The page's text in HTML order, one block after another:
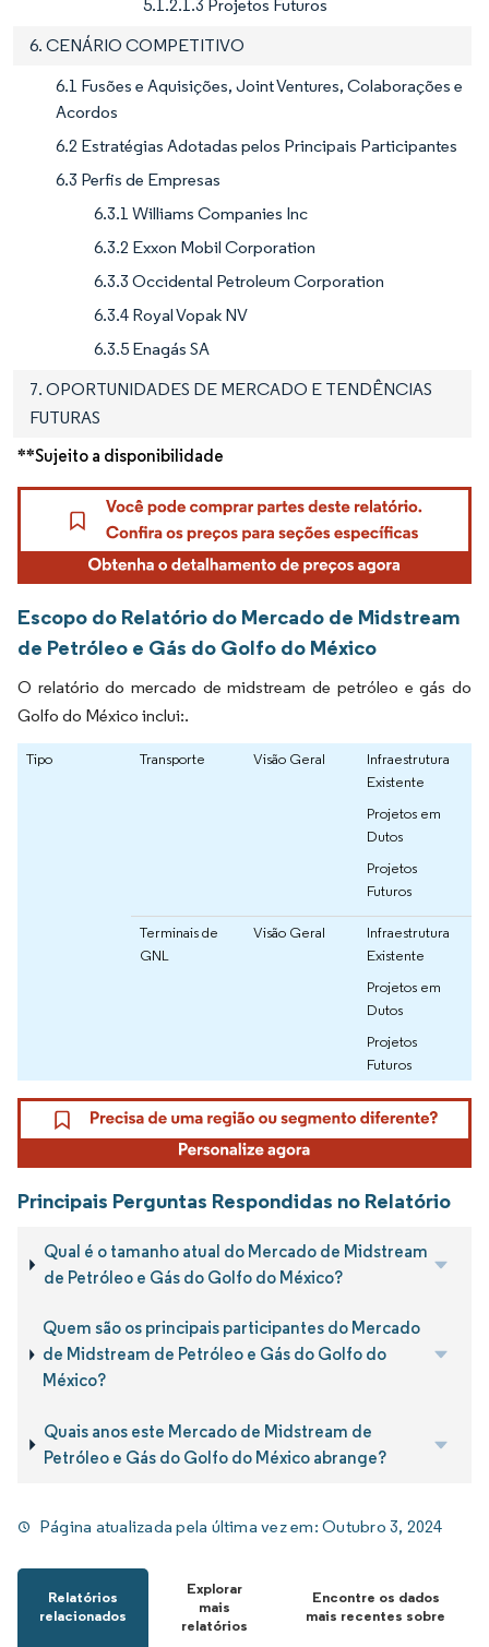
5.1.2.1.3 Projetos Futuros
6. CENÁRIO COMPETITIVO
6.1 Fusões e Aquisições, Joint Ventures, Colaborações e
Acordos
6.2 Estratégias Adotadas pelos Principais Participantes
6.3 Perfis de Empresas
6.3.1 Williams Companies Inc
6.3.2 Exxon Mobil Corporation
6.3.3 Occidental Petroleum Corporation
6.3.4 Royal Vopak NV
6.3.5 Enagás SA
7. OPORTUNIDADES DE MERCADO E TENDÊNCIAS
FUTURAS
**Sujeito a disponibilidade
Escopo do Relatório do Mercado de Midstream
de Petróleo e Gás do Golfo do México
O relatório do mercado de midstream de petróleo e gás do
Golfo do México inclui:.
Tipo Transporte Visão Geral
Infraestrutura
Existente
Projetos em
Dutos
Projetos
Futuros
Terminais de
GNL
Visão Geral
Infraestrutura
Existente
Projetos em
Dutos
Projetos
Futuros
Principais Perguntas Respondidas no Relatório
Qual é o tamanho atual do Mercado de Midstream
de Petróleo e Gás do Golfo do México?
Quem são os principais participantes do Mercado
de Midstream de Petróleo e Gás do Golfo do
México?
Quais anos este Mercado de Midstream de
Petróleo e Gás do Golfo do México abrange?
Página atualizada pela última vez em:Outubro 3, 2024
Relatórios
relacionados
Explorar
mais
relatórios
Encontre os dados
mais recentes sobre